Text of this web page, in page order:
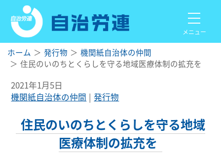
メニュー
ホーム 発行物
機関紙自治体の仲間
住民のいのちとくらしを守る地域医療体制の拡充を
2021年1月5日
機関紙自治体の仲間
発行物
住民のいのちとくらしを守る地域
医療体制の拡充を